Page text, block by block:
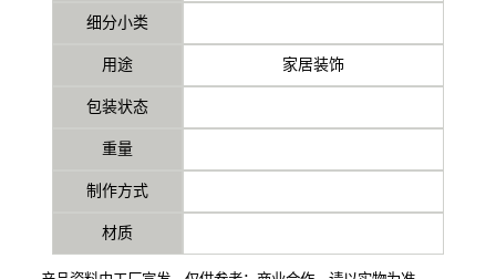
细分小类
用途 家居装饰
包装状态
重量
制作方式
材质